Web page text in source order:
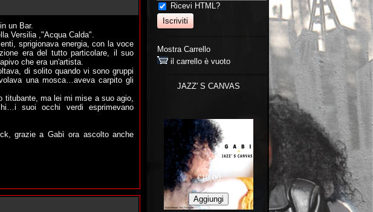
un Bar.
Versilia ,"Acqua Calda".
sprigionava energia, con la voce
era del tutto particolare, il suo
che era un'artista.
di solito quando vi sono gruppi
una mosca…aveva carpito gli
titubante, ma lei mi mise a suo agio,
suoi occhi verdi esprimevano
grazie a Gabì ora ascolto anche
Ricevi HTML?
Mostra Carrello
il carrello è vuoto
JAZZ' S CANVAS
€10,00